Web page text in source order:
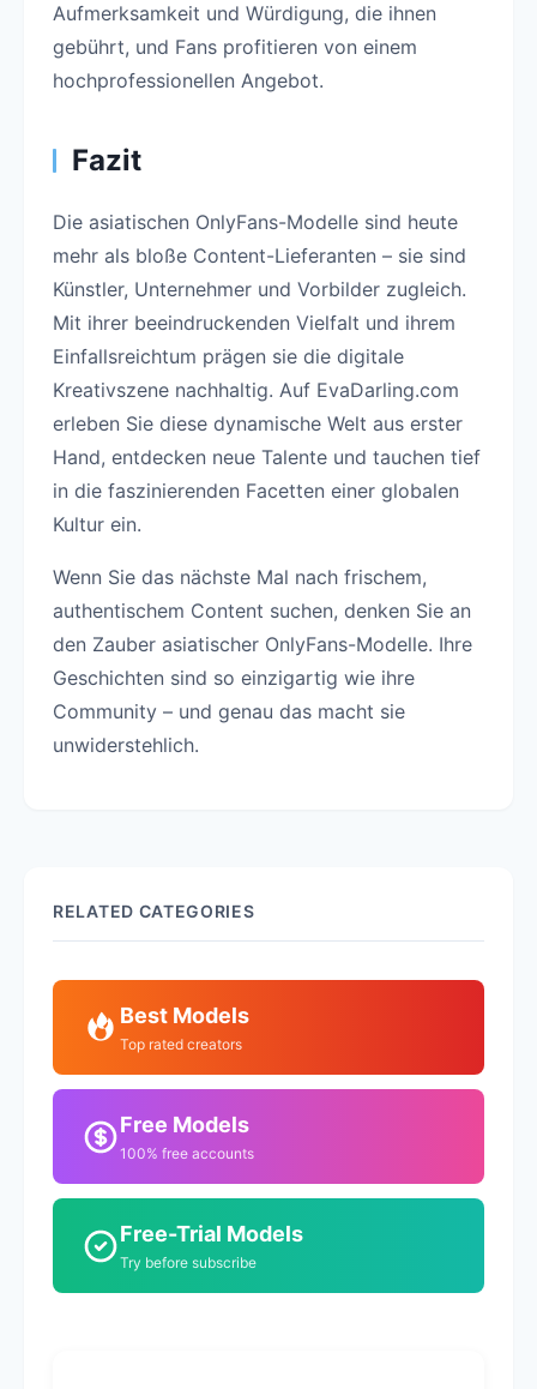
Aufmerksamkeit und Würdigung, die ihnen
gebührt, und Fans profitieren von einem
hochprofessionellen Angebot.
Fazit
Die asiatischen OnlyFans-Modelle sind heute
mehr als bloße Content-Lieferanten – sie sind
Künstler, Unternehmer und Vorbilder zugleich.
Mit ihrer beeindruckenden Vielfalt und ihrem
Einfallsreichtum prägen sie die digitale
Kreativszene nachhaltig. Auf EvaDarling.com
erleben Sie diese dynamische Welt aus erster
Hand, entdecken neue Talente und tauchen tief
in die faszinierenden Facetten einer globalen
Kultur ein.
Wenn Sie das nächste Mal nach frischem,
authentischem Content suchen, denken Sie an
den Zauber asiatischer OnlyFans-Modelle. Ihre
Geschichten sind so einzigartig wie ihre
Community – und genau das macht sie
unwiderstehlich.
RELATED CATEGORIES
Best Models
Top rated creators
Free Models
100% free accounts
Free-Trial Models
Try before subscribe